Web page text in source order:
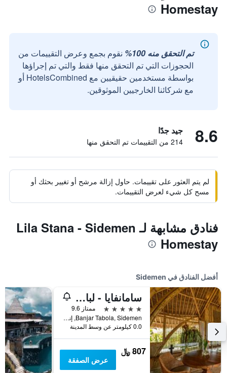
Homestay
تم التحقق منه 100%
نقوم بجمع وعرض التقييمات من
الحجوزات التي تم التحقق منها فقط والتي تم إجراؤها
بواسطة مستخدمين حقيقيين مع HotelsCombined أو
مع شركائنا الخارجيين الموثوقين.
8.6 جيد جدًا
214 من التقييمات تم التحقق منها
لم يتم العثور على تقييمات. حاول إزالة مرشح أو تغيير بحثك أو
مسح كل شيء لعرض التقييمات.
فنادق مشابهة لـ Lila Stana - Sidemen
Homestay
أفضل الفنادق في Sidemen
سامانفايا - لبالغيس فقط
5 نجوم
ممتاز 9.6
Banjar Tabola, Sidemen, إندونيسيا
0.0 كيلومتر عن وسط المدينة
807 ﷼
عرض الصفقة